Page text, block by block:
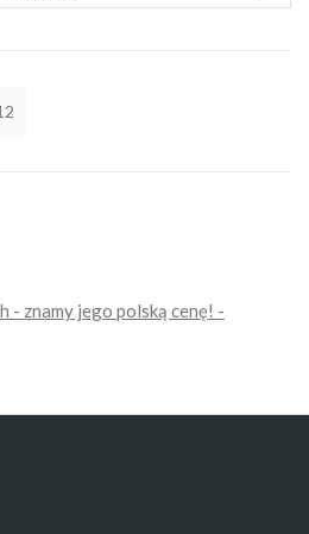
- znamy jego polską cenę! -